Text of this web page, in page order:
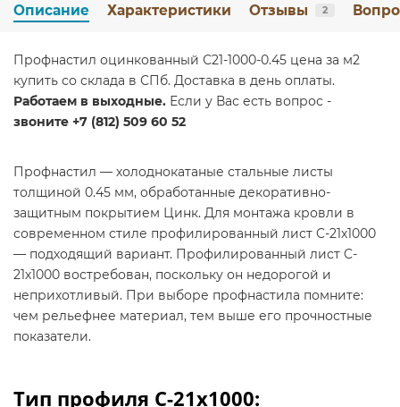
Описание Характеристики Отзывы 2
Профнастил оцинкованный С21-1000-0.45 цена за м2
купить со склада в СПб. Доставка в день оплаты.
Работаем в выходные. Если у Вас есть вопрос -
звоните +7 (812) 509 60 52
Профнастил — холоднокатаные стальные листы
толщиной 0.45 мм, обработанные декоративно-
защитным покрытием Цинк. Для монтажа кровли в
современном стиле профилированный лист C-21х1000
— подходящий вариант. Профилированный лист C-
21х1000 востребован, поскольку он недорогой и
неприхотливый. При выборе профнастила помните:
чем рельефнее материал, тем выше его прочностные
показатели.
Тип профиля C-21х1000: